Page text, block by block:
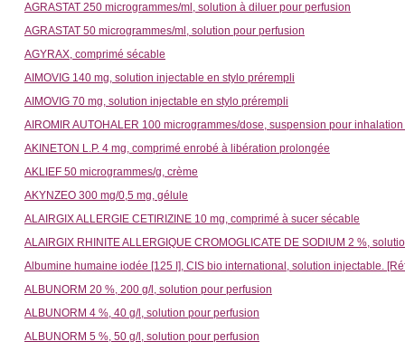
AGRASTAT 250 microgrammes/ml, solution à diluer pour perfusion
AGRASTAT 50 microgrammes/ml, solution pour perfusion
AGYRAX, comprimé sécable
AIMOVIG 140 mg, solution injectable en stylo prérempli
AIMOVIG 70 mg, solution injectable en stylo prérempli
AIROMIR AUTOHALER 100 microgrammes/dose, suspension pour
AKINETON L.P. 4 mg, comprimé enrobé à libération prolongée
AKLIEF 50 microgrammes/g, crème
AKYNZEO 300 mg/0,5 mg, gélule
ALAIRGIX ALLERGIE CETIRIZINE 10 mg, comprimé à sucer sécable
ALAIRGIX RHINITE ALLERGIQUE CROMOGLICATE DE SODIUM 2 %,
Albumine humaine iodée [125 I], CIS bio international, solution injectable.
ALBUNORM 20 %, 200 g/l, solution pour perfusion
ALBUNORM 4 %, 40 g/l, solution pour perfusion
ALBUNORM 5 %, 50 g/l, solution pour perfusion